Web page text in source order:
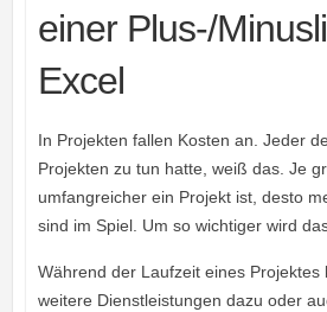
einer Plus-/
Excel
In Projekten fallen Kosten an. Jeder
Projekten zu tun hatte, weiß das. Je
umfangreicher ein Projekt ist, desto
sind im Spiel. Um so wichtiger wird
Während der Laufzeit eines Projektes
weitere Dienstleistungen dazu oder